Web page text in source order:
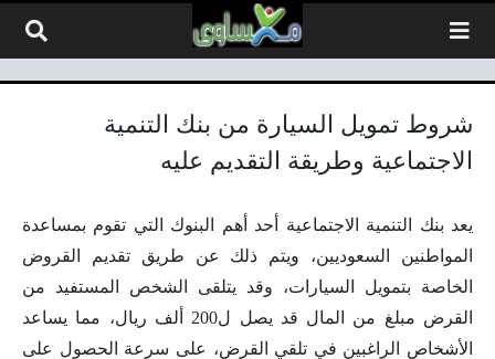
شروط تمويل السيارة من بنك التنمية
الاجتماعية وطريقة التقديم عليه
يعد بنك التنمية الاجتماعية أحد أهم البنوك التي تقوم بمساعدة
المواطنين السعوديين، ويتم ذلك عن طريق تقديم القروض
الخاصة بتمويل السيارات، وقد يتلقى الشخص المستفيد من
القرض مبلغ من المال قد يصل ل200 ألف ريال، مما يساعد
الأشخاص الراغبين في تلقي القرض، على سرعة الحصول على